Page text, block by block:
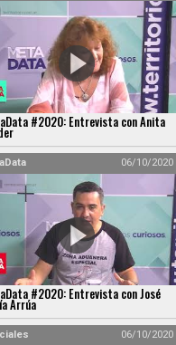
#2020: Entrevista con Anita
06/10/2020
#2020: Entrevista con José
Arrúa
06/10/2020